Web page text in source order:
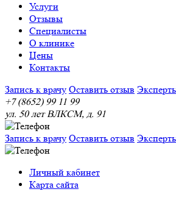
Услуги
Отзывы
Специалисты
О клинике
Цены
Контакты
Запись к врачу Оставить отзыв
+7 (8652) 99 11 99
ул. 50 лет ВЛКСМ, д. 91
Запись к врачу Оставить отзыв
Личный кабинет
Карта сайта